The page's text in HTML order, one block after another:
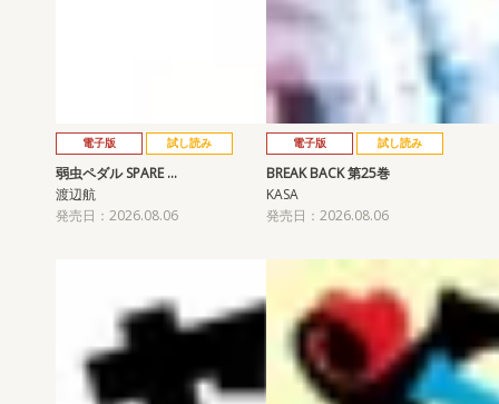
電子版 試し読み
弱虫ペダル SPARE …
渡辺航
発売日：2026.08.06
電子版 試し読み
BREAK BACK 第25巻
KASA
発売日：2026.08.06